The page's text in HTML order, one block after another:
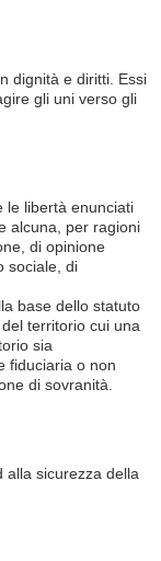
dignità e diritti. Essi
gli uni verso gli
le libertà enunciati
alcuna, per ragioni
di opinione
sociale, di
base dello statuto
territorio cui una
sia
fiduciaria o non
di sovranità.
alla sicurezza della